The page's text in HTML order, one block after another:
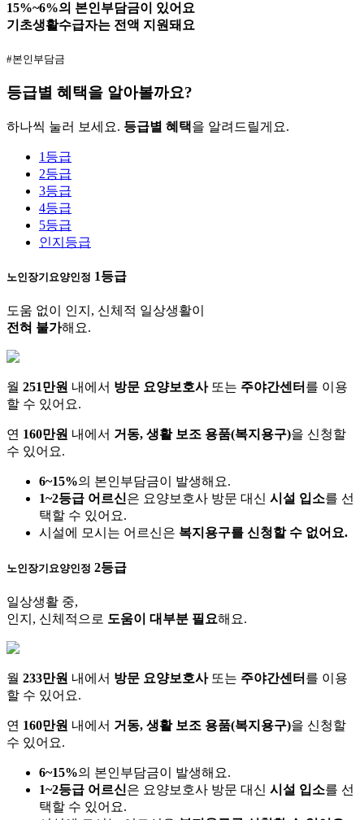
15%~6%의 본인부담금이 있어요
기초생활수급자는 전액 지원돼요
#본인부담금
등급별 혜택을 알아볼까요?
하나씩 눌러 보세요. 등급별 혜택을 알려드릴게요.
1등급
2등급
3등급
4등급
5등급
인지등급
노인장기요양인정 1등급
도움 없이 인지, 신체적 일상생활이
전혀 불가해요.
월 251만원 내에서 방문 요양보호사또는 주야간센터 를 이용
할 수 있어요.
연 160만원 내에서 거동, 생활 보조 용품(복지용구)을 신청할
수 있어요.
6~15%의 본인부담금이 발생해요.
1~2등급 어르신은 요양보호사 방문 대신 시설 입소를 선
택할 수 있어요.
시설에 모시는 어르신은 복지용구를 신청할 수 없어요.
노인장기요양인정 2등급
일상생활 중,
인지, 신체적으로 도움이 대부분 필요해요.
월 233만원 내에서 방문 요양보호사또는 주야간센터 를 이용
할 수 있어요.
연 160만원 내에서 거동, 생활 보조 용품(복지용구)을 신청할
수 있어요.
6~15%의 본인부담금이 발생해요.
1~2등급 어르신은 요양보호사 방문 대신 시설 입소를 선
택할 수 있어요.